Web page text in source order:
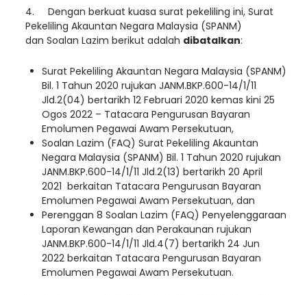
4. Dengan berkuat kuasa surat pekeliling ini, Surat
Pekeliling Akauntan Negara Malaysia (SPANM)
dan Soalan Lazim berikut adalah dibatalkan:
Surat Pekeliling Akauntan Negara Malaysia (SPANM)
Bil. 1 Tahun 2020 rujukan JANM.BKP.600-14/1/11
Jld.2(04) bertarikh 12 Februari 2020 kemas kini 25
Ogos 2022 – Tatacara Pengurusan Bayaran
Emolumen Pegawai Awam Persekutuan,
Soalan Lazim (FAQ) Surat Pekeliling Akauntan
Negara Malaysia (SPANM) Bil. 1 Tahun 2020 rujukan
JANM.BKP.600-14/1/11 Jld.2(13) bertarikh 20 April
2021 berkaitan Tatacara Pengurusan Bayaran
Emolumen Pegawai Awam Persekutuan, dan
Perenggan 8 Soalan Lazim (FAQ) Penyelenggaraan
Laporan Kewangan dan Perakaunan rujukan
JANM.BKP.600-14/1/11 Jld.4(7) bertarikh 24 Jun
2022 berkaitan Tatacara Pengurusan Bayaran
Emolumen Pegawai Awam Persekutuan.